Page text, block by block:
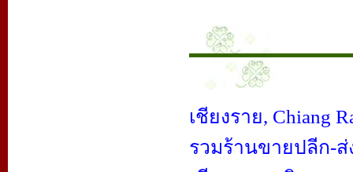
เชียงราย, Chiang
รวมร้านขายปลีก-ส่